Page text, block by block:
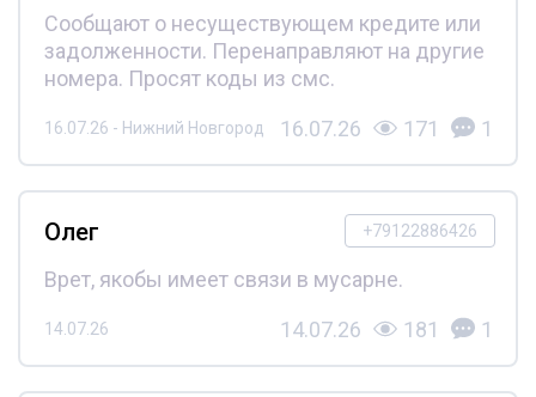
Сообщают о несуществующем кредите или
задолженности. Перенаправляют на другие
номера. Просят коды из смс.
16.07.26 - Нижний Новгород 16.07.26 171 1
+79122886426
Олег
Врет, якобы имеет связи в мусарне.
14.07.26 14.07.26 181 1